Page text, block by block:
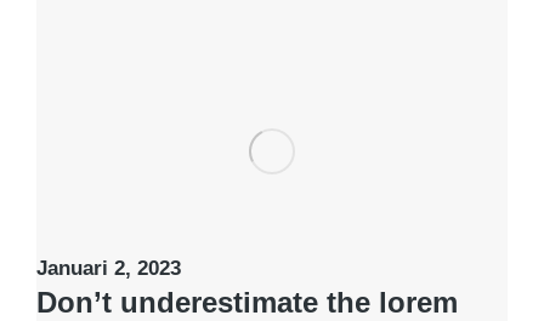
Januari 2, 2023
Don’t underestimate the lorem